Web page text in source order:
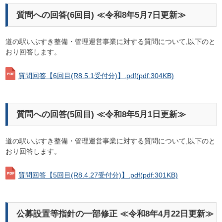
質問への回答(6回目) ≪令和8年5月7日更新≫
道の駅いぶすき整備・管理運営事業に対する質問について,以下のと
おり回答します。
質問回答【6回目(R8.5.1受付分)】.pdf(pdf:304KB)
質問への回答(5回目) ≪令和8年5月1日更新≫
道の駅いぶすき整備・管理運営事業に対する質問について,以下のと
おり回答します。
質問回答【5回目(R8.4.27受付分)】.pdf(pdf:301KB)
公募設置等指針の一部修正 ≪令和8年4月22日更新≫